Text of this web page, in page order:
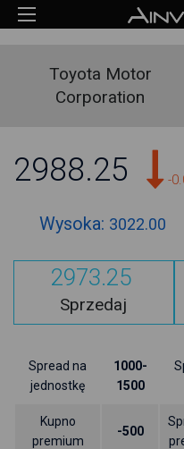
Toyota Motor
Corporation
2988.25 -
Wysoka: 3022.00
2973.25
Sprzedaj
Spread na
jednostkę
1000-
1500
Kupno
premium
-500